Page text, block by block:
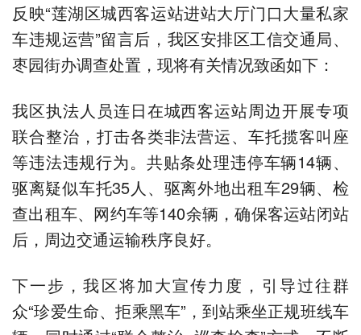
反映“莲湖区城西客运站进站大厅门口大量私家
车违规运营”留言后，我区安排区工信交通局、
枣园街办调查处置，现将有关情况致函如下：
我区执法人员连日在城西客运站周边开展专项
联合整治，打击各类非法营运、车托揽客叫座
等违法违规行为。共贴条处理违停车辆14辆、
驱离疑似车托35人、驱离外地出租车29辆、检
查出租车、网约车等140余辆，确保客运站闭站
后，周边交通运输秩序良好。
下一步，我区将加大宣传力度，引导过往群
众“珍爱生命、拒乘黑车”，到站乘坐正规班线车